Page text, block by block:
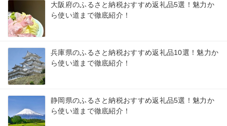
大阪府のふるさと納税おすすめ返礼品5選！魅力か
ら使い道まで徹底紹介！
兵庫県のふるさと納税おすすめ返礼品10選！魅力か
ら使い道まで徹底紹介！
静岡県のふるさと納税おすすめ返礼品5選！魅力か
ら使い道まで徹底紹介！